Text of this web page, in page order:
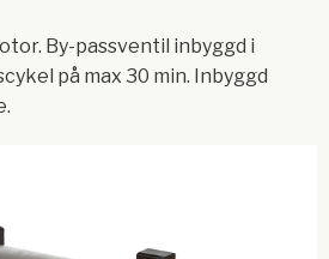
By-passventil inbyggd i
på max 30 min. Inbyggd